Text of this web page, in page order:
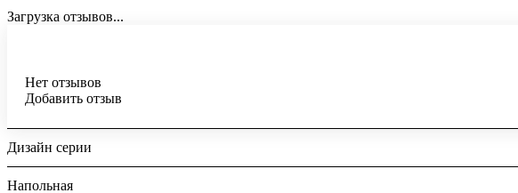
Загрузка отзывов...
Нет отзывов
Добавить отзыв
Дизайн серии
Напольная